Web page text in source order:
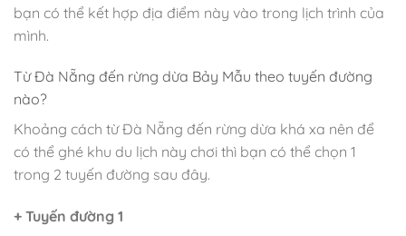
bạn có thể kết hợp địa điểm này vào trong lịch trình của
mình.
Từ Đà Nẵng đến rừng dừa Bảy Mẫu theo tuyến đường
nào?
Khoảng cách từ Đà Nẵng đến rừng dừa khá xa nên để
có thể ghé khu du lịch này chơi thì bạn có thể chọn 1
trong 2 tuyến đường sau đây.
+ Tuyến đường 1